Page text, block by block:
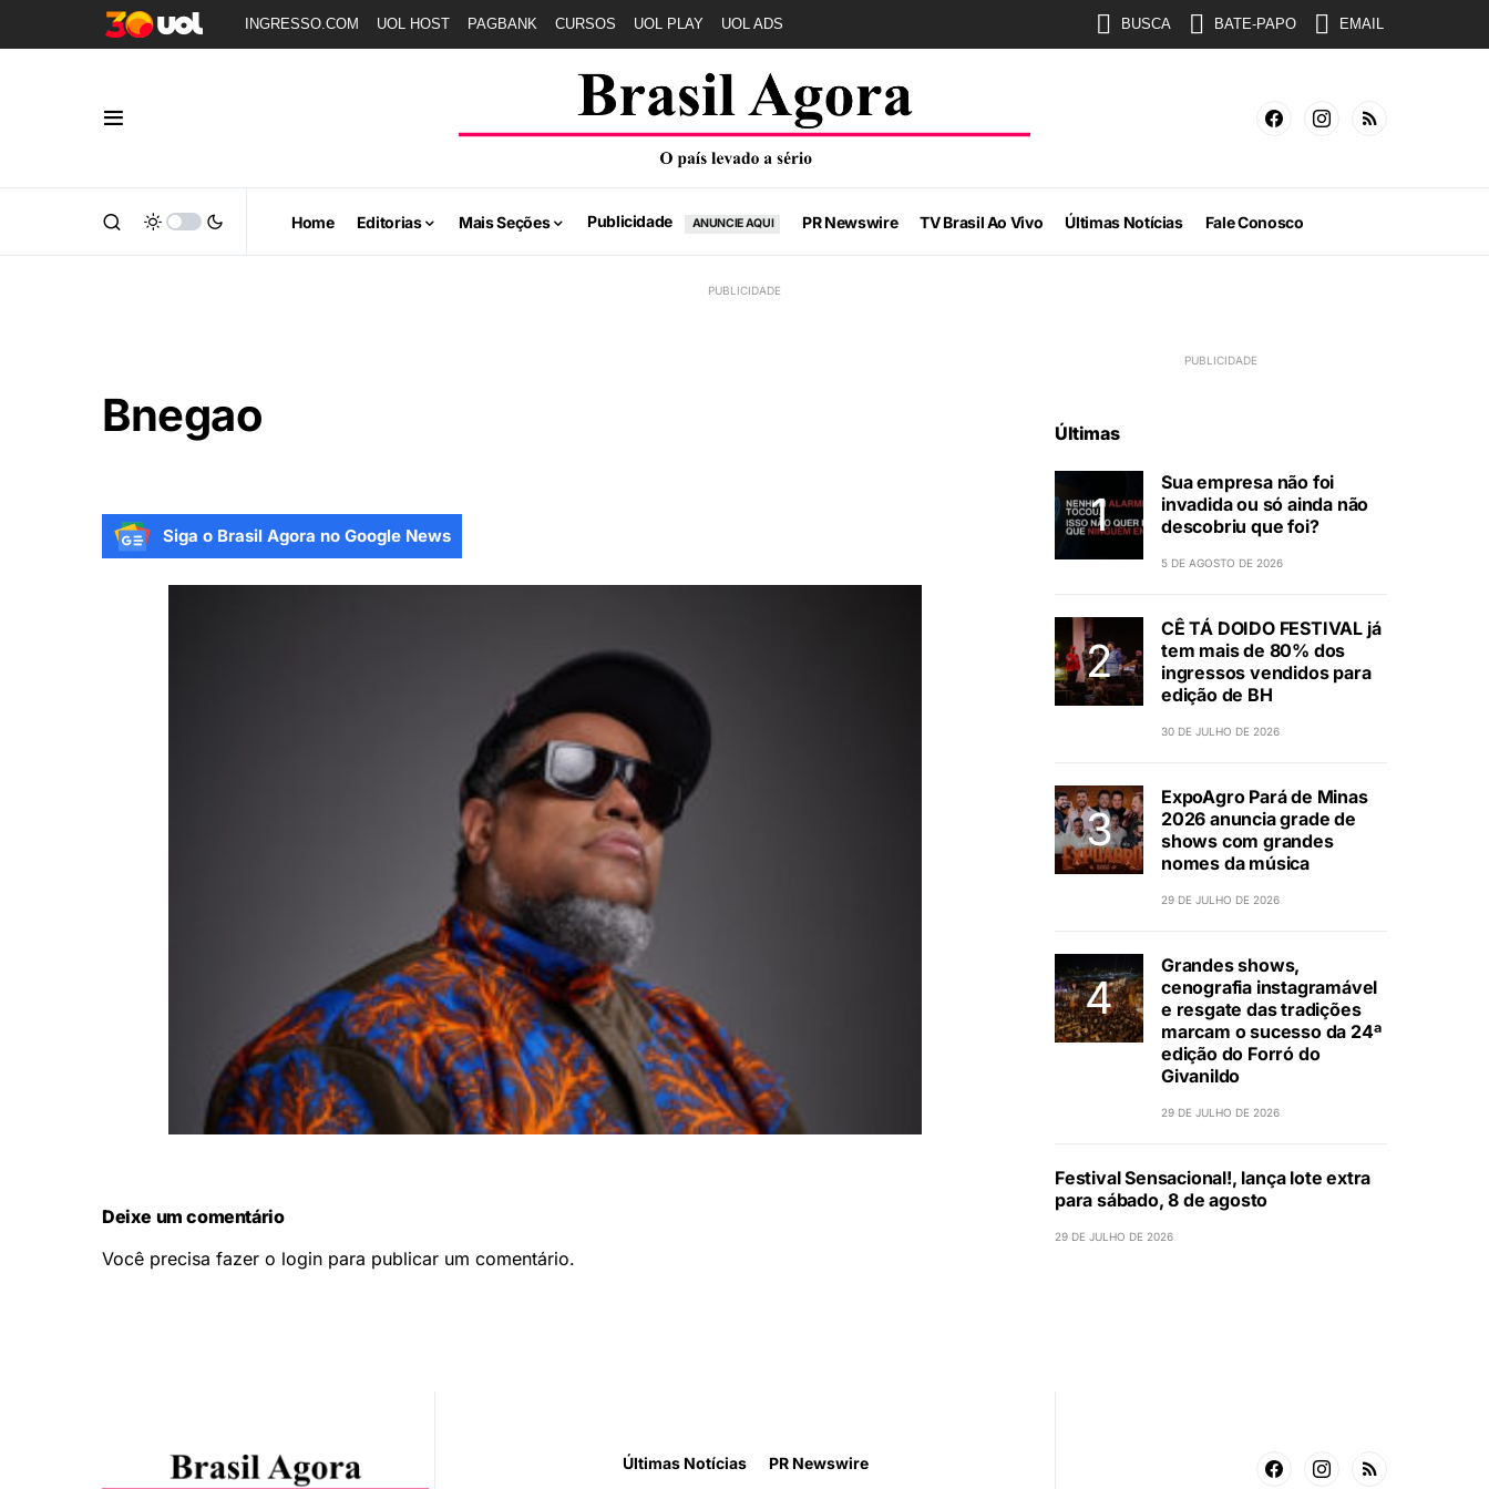
INGRESSO.COM UOL HOST PAGBANK CURSOS UOL PLAY UOL ADS BUSCA BATE-PAPO EMAIL
Home Editorias Mais Seções Publicidade ANUNCIE AQUI PR Newswire TV Brasil Ao Vivo Últimas Notícias Fale Conosco
Bnegao
Siga o Brasil Agora no Google News
Deixe um comentário
Você precisa fazer o login para publicar um comentário.
Últimas
Sua empresa não foi
invadida ou só ainda não
descobriu que foi?
5 DE AGOSTO DE 2026
CÊ TÁ DOIDO FESTIVAL já
tem mais de 80% dos
ingressos vendidos para
edição de BH
30 DE JULHO DE 2026
ExpoAgro Pará de Minas
2026 anuncia grade de
shows com grandes
nomes da música
29 DE JULHO DE 2026
Grandes shows,
cenografia instagramável
e resgate das tradições
marcam o sucesso da 24ª
edição do Forró do
Givanildo
29 DE JULHO DE 2026
Festival Sensacional!, lança lote extra
para sábado, 8 de agosto
29 DE JULHO DE 2026
Últimas Notícias PR Newswire